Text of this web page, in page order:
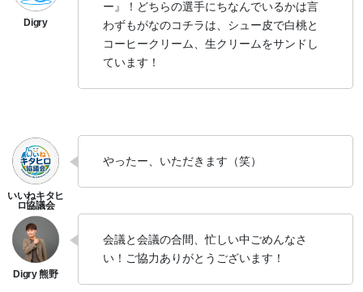
ー』！どちらの選手にちなんでいるかは言
わずもがなのコチラは、シュー皮で白桃と
コーヒークリーム、生クリームをサンドし
ています！
やったー、いただきます（笑）
会議と会議の合間、忙しい中ごめんなさ
い！ご協力ありがとうございます！